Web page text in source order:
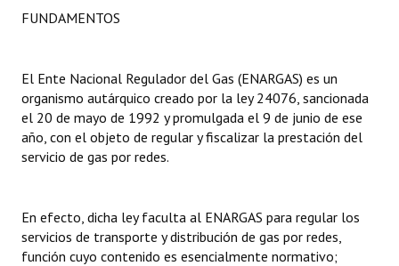
INSTITUCIONAL
Antiguos Pobladores
Noticias Destacadas
Datos Históricos
Premio al Mérito - Registro
FUNDAMENTOS
El Ente Nacional Regulador del Gas (ENARGAS) es un
organismo autárquico creado por la ley 24076, sancionada
el 20 de mayo de 1992 y promulgada el 9 de junio de ese
año, con el objeto de regular y fiscalizar la prestación del
servicio de gas por redes.
En efecto, dicha ley faculta al ENARGAS para regular los
servicios de transporte y distribución de gas por redes,
función cuyo contenido es esencialmente normativo;